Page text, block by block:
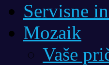
Servisne
Mozaik
Vaše